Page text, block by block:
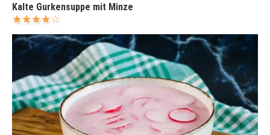
Kalte Gurkensuppe mit Minze